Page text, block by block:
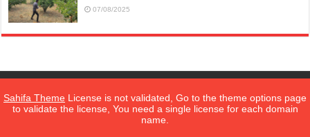
07/08/2025
Sobre SANA||
SANA en Español
Sahifa Theme License is not validated, Go to the theme options page
to validate the license, You need a single license for each domain
name.